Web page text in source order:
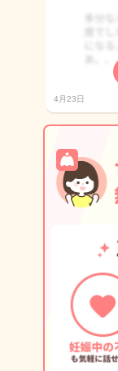
4月23日